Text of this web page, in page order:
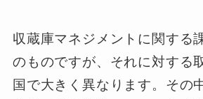
収蔵庫マネジメントに関する
のものですが、それに対する
国で大きく異なります。その